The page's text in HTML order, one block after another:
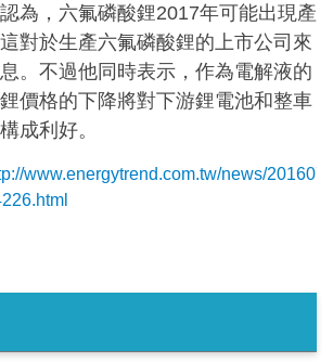
為，六氟磷酸鋰2017年可能出現產
對於生產六氟磷酸鋰的上市公司來
。不過他同時表示，作為電解液的
價格的下降將對下游鋰電池和整車
成利好。
www.energytrend.com.tw/news/